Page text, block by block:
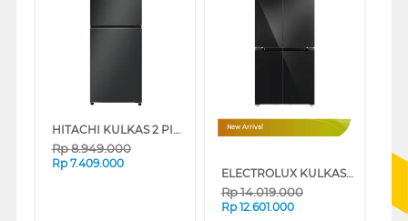
HITACHI KULKAS 2 PINTU KECIL 2 DOOR SMALL REFRIGERATOR HRTN6379SBBKID
Rp8.949.000
Rp 7.409.000
New Arrival
ELECTROLUX KULKAS MULTIDOOR REFRIGERATOR EQE4905A-B
Rp14.019.000
Rp 12.601.000